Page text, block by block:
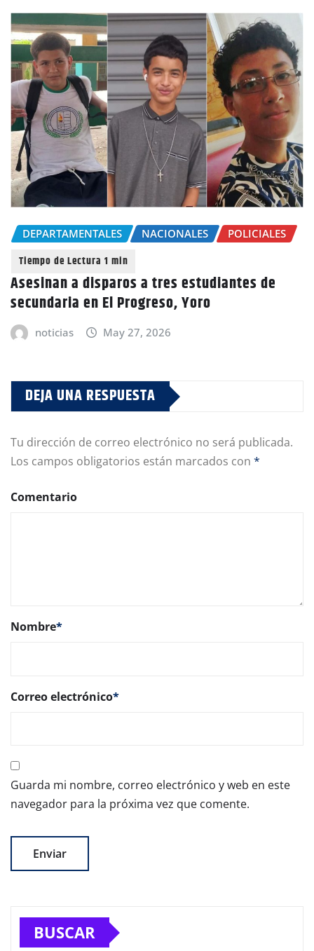
DEPARTAMENTALES NACIONALES POLICIALES
Asesinan a disparos a tres estudiantes de
secundaria en El Progreso, Yoro
noticias May 27, 2026
DEJA UNA RESPUESTA
Tu dirección de correo electrónico no será publicada.
Los campos obligatorios están marcados con *
Comentario
Nombre*
Correo electrónico*
Guarda mi nombre, correo electrónico y web en este
navegador para la próxima vez que comente.
BUSCAR